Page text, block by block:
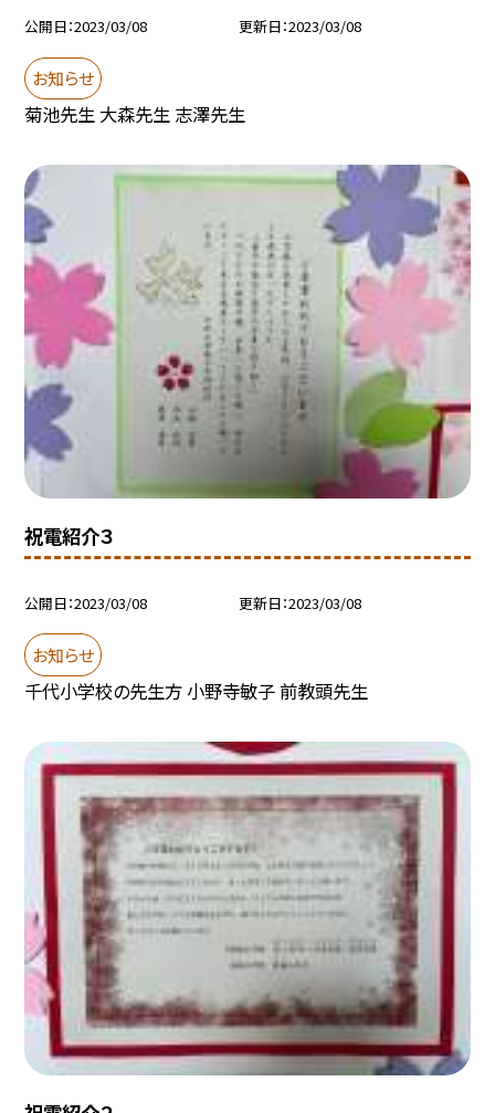
公開日 2023/03/08 更新日 2023/03/08
お知らせ
菊池先生 大森先生 志澤先生
祝電紹介３
公開日 2023/03/08 更新日 2023/03/08
お知らせ
千代小学校の先生方 小野寺敏子 前教頭先生